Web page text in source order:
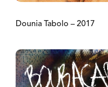
Dounia Tabolo – 2017